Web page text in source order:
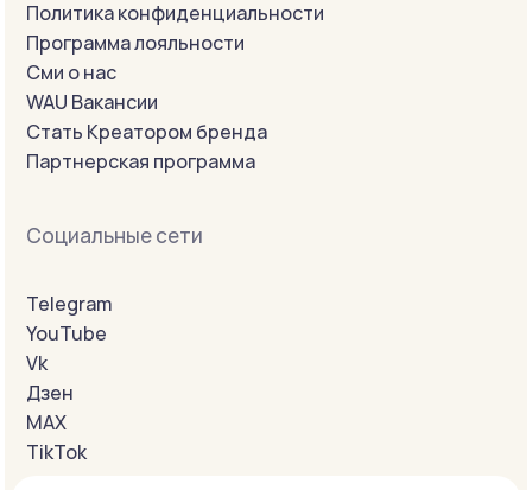
Политика конфиденциальности
Программа лояльности
Сми о нас
WAU Вакансии
Стать Креатором бренда
Партнерская программа
Социальные сети
Telegram
YouTube
Vk
Дзен
MAX
TikTok